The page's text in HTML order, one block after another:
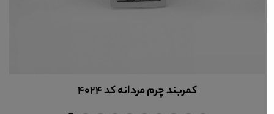
کمربند چرم مردانه کد 4024